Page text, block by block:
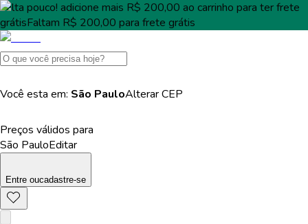
Falta pouco! adicione mais R$ 200,00 ao carrinho para terfrete
grátisFaltam R$ 200,00 para frete grátis
Você esta em: São PauloAlterarCEP
Preços válidos para
São PauloEditar
Entre oucadastre-se